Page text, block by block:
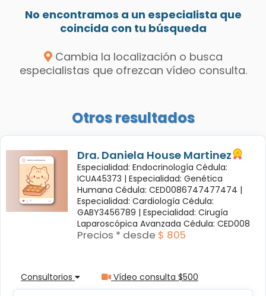
No encontramos a un especialista que
coincida con tu búsqueda
Cambia la localización o busca
especialistas que ofrezcan vídeo consulta.
Otros resultados
Dra. Daniela House Martinez
Especialidad: Endocrinología Cédula:
ICUA45373 | Especialidad: Genética
Humana Cédula: CED0086747477474 |
Especialidad: Cardiología Cédula:
GABY3456789 | Especialidad: Cirugía
Laparoscópica Avanzada Cédula: CED008
Precios * desde $ 805
Consultorios Vídeo consulta $500